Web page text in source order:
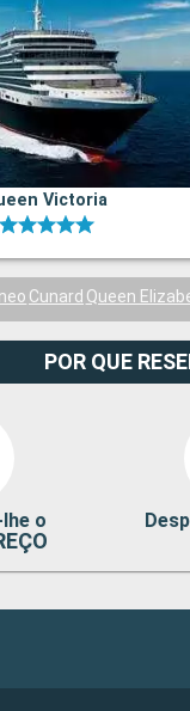
Victoria
Cunard Queen
POR QUE
o